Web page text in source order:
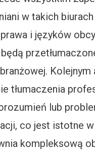
w takich
i języków
tłumaczenia
lub
co jest istotne
kompleksową